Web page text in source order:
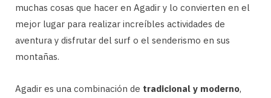
muchas cosas que hacer en Agadir y lo convierten en el
mejor lugar para realizar increíbles actividades de
aventura y disfrutar del surf o el senderismo en sus
montañas.
Agadir es una combinación de tradicional y moderno,